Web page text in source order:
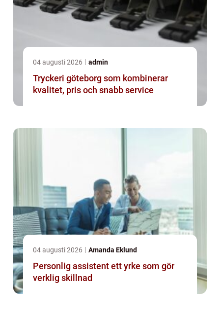
04 augusti 2026 admin
Tryckeri göteborg som kombinerar
kvalitet, pris och snabb service
04 augusti 2026 Amanda Eklund
Personlig assistent ett yrke som gör
verklig skillnad